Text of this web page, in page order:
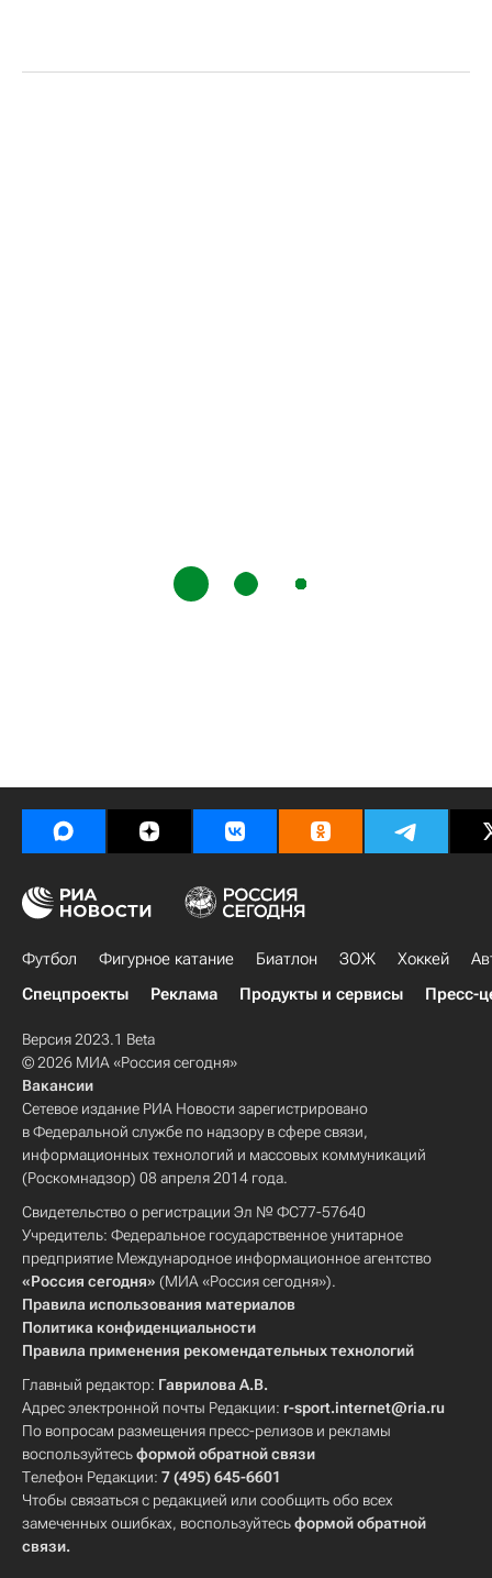
Футбол Фигурное катание Биатлон ЗОЖ Хоккей
Спецпроекты
Реклама Продукты и сервисы Пресс-
Версия 2023.1 Beta
© 2026 МИА «Россия сегодня»
Вакансии
Сетевое издание РИА Новости зарегистрировано
в Федеральной службе по надзору в сфере связи,
информационных технологий и массовых коммуникаций
(Роскомнадзор) 08 апреля 2014 года.
Свидетельство о регистрации Эл № ФС77-57640
Учредитель: Федеральное государственное унитарное
предприятие Международное информационное агентство
«Россия сегодня» (МИА «Россия сегодня»).
Правила использования материалов
Политика конфиденциальности
Правила применения рекомендательных технологий
Главный редактор: Гаврилова А.В.
Адрес электронной почты Редакции: r-sport.internet@ria.ru
По вопросам размещения пресс-релизов и рекламы
воспользуйтесьформой обратной связи
Телефон Редакции: 7 (495) 645-6601
Чтобы связаться с редакцией или сообщить обо всех
замеченных ошибках, воспользуйтесьформой обратной
связи.